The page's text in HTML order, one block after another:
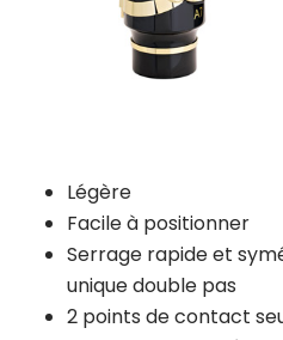
Légère
Facile à positionner
Serrage rapide et
unique double pas
2 points de contact